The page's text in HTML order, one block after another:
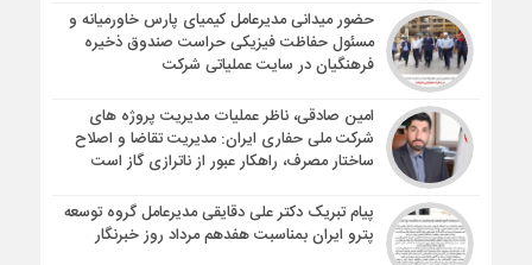
حضور میدانی مدیرعامل کیمیای پارس خاورمیانه و
مسئول حفاظت فیزیکی حراست صندوق ذخیره
فرهنگیان در سایت عملیاتی شرکت
امین صادقی، ناظر عملیات مدیریت پروژه های
شرکت ملی حفاری ایران: مدیریت تقاضا و اصلاح
ساختار مصرف، راهکار عبور از ناترازی گاز است
پیام تبریک دکتر علی دقایقی مدیرعامل گروه توسعه
پترو ایران بمناسبت هفدهم مرداد روز خبرنگار